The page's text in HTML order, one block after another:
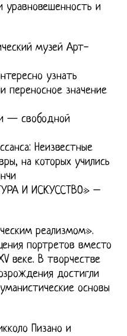
и
музей Арт-
узнать
переносное значение
— свободной
Неизвестные
на которых учились
И ИСКУССТВО» –
реализмом».
портретов вместо
веке. В творчестве
достигли
основы
Пизано и